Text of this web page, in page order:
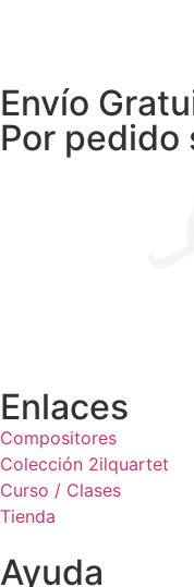
Envío
Por pedido
Enlaces
Compositores
Colección 2ilquartet
Curso / Clases
Tienda
Ayuda